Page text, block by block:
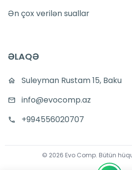
Ən çox verilən suallar
ƏLAQƏ
Suleyman Rustam 15, Baku
info@evocomp.az
+994556020707
© 2026 Evo Comp. Bütün